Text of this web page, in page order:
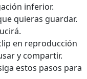
inferior.
quieras guardar.
en reproducción
y compartir.
estos pasos para